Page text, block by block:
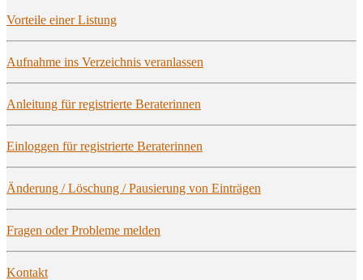
Vor­tei­le einer Listung
Auf­nah­me ins Ver­zeich­nis veranlassen
Anlei­tung für regis­trier­te Beraterinnen
Ein­log­gen für regis­trier­te Beraterinnen
Ände­rung / Löschung / Pau­sie­rung von Einträgen
Fra­gen oder Pro­ble­me melden
Kon­takt